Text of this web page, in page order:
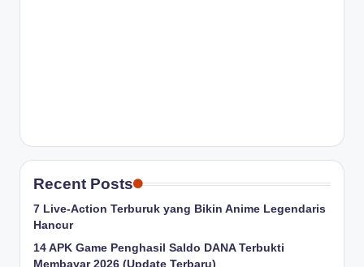
Recent Posts
7 Live-Action Terburuk yang Bikin Anime Legendaris
Hancur
14 APK Game Penghasil Saldo DANA Terbukti
Membayar 2026 (Update Terbaru)